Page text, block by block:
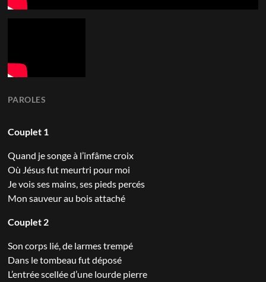
PAROLES
Couplet 1
Quand je songe à l’infâme croix
Où Jésus fut meurtri pour moi
Je vois ses mains, ses pieds percés
Mon sauveur au bois attaché
Couplet 2
Son corps lié, de larmes trempé
Dans le tombeau fut déposé
L’entrée scellée d’une lourde pierre